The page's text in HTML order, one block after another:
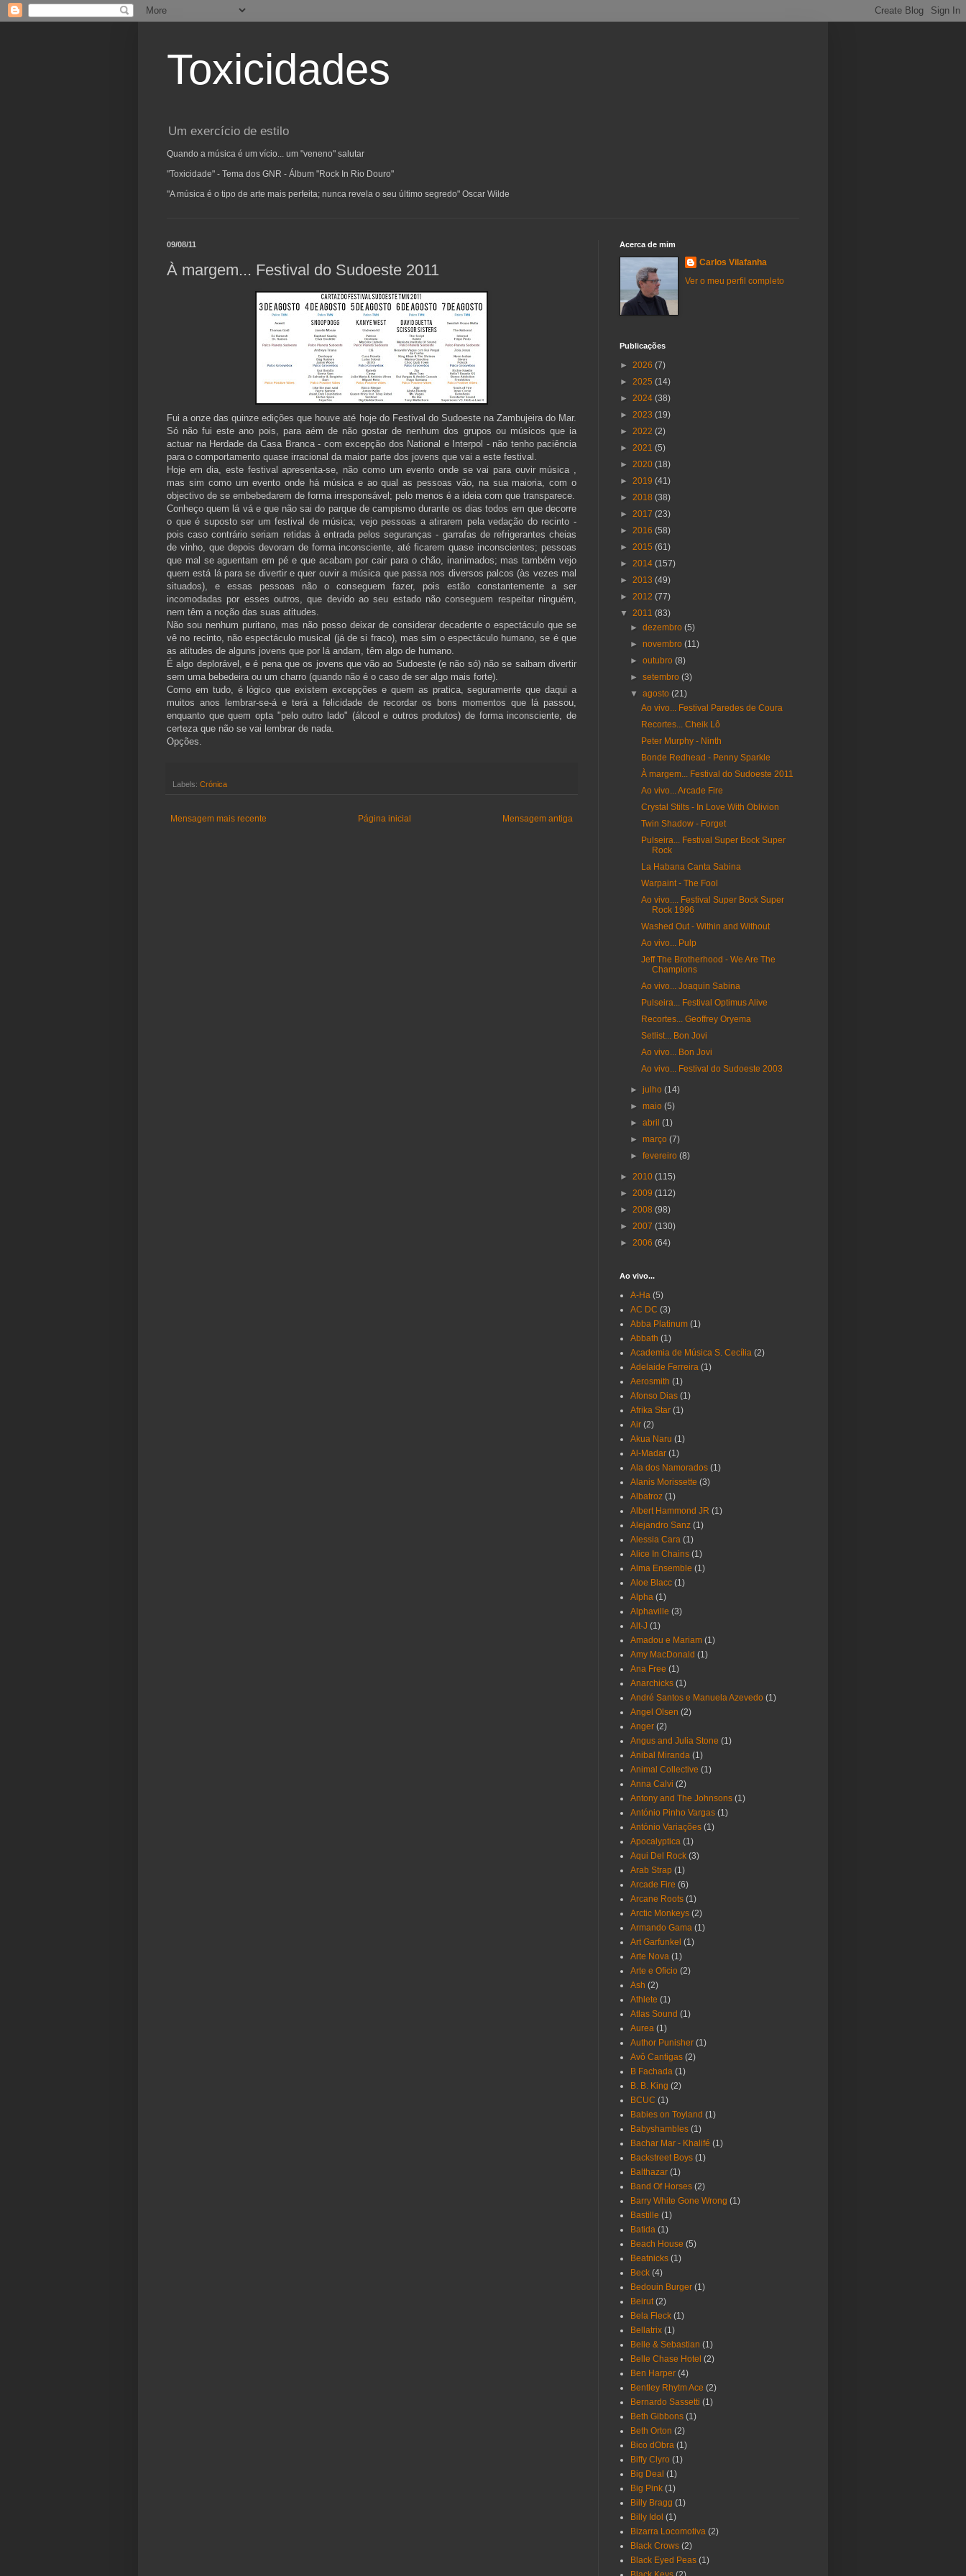
Toxicidades
Um exercício de estilo
Quando a música é um vício... um "veneno" salutar
"Toxicidade" - Tema dos GNR - Álbum "Rock In Rio Douro"
"A música é o tipo de arte mais perfeita; nunca revela o seu último segredo" Oscar Wilde
09/08/11
À margem... Festival do Sudoeste 2011
Fui a onze das quinze edições que houve até hoje do Festival do Sudoeste na Zambujeira do Mar.
Só não fui este ano pois, para aém de não gostar de nenhum dos grupos ou músicos que ia
actuar na Herdade da Casa Branca - com excepção dos National e Interpol - não tenho paciência
para o comportamento quase irracional da maior parte dos jovens que vai a este festival.
Hoje em dia, este festival apresenta-se, não como um evento onde se vai para ouvir música ,
mas sim como um evento onde há música e ao qual as pessoas vão, na sua maioria, com o
objectivo de se embebedarem de forma irresponsável; pelo menos é a ideia com que transparece.
Conheço quem lá vá e que não sai do parque de campismo durante os dias todos em que decorre
o que é suposto ser um festival de música; vejo pessoas a atirarem pela vedação do recinto -
pois caso contrário seriam retidas à entrada pelos seguranças - garrafas de refrigerantes cheias
de vinho, que depois devoram de forma inconsciente, até ficarem quase inconscientes; pessoas
que mal se aguentam em pé e que acabam por cair para o chão, inanimados; mas também vejo
quem está lá para se divertir e quer ouvir a música que passa nos diversos palcos (às vezes mal
situados), e essas pessoas não o conseguem fazer, pois estão constantemente a ser
incomodadas por esses outros, que devido ao seu estado não conseguem respeitar ninguém,
nem têm a noção das suas atitudes.
Não sou nenhum puritano, mas não posso deixar de considerar decadente o espectáculo que se
vê no recinto, não espectáculo musical (já de si fraco), mas sim o espectáculo humano, se é que
as atitudes de alguns jovens que por lá andam, têm algo de humano.
É algo deplorável, e é pena que os jovens que vão ao Sudoeste (e não só) não se saibam divertir
sem uma bebedeira ou um charro (quando não é o caso de ser algo mais forte).
Como em tudo, é lógico que existem excepções e quem as pratica, seguramente que daqui a
muitos anos lembrar-se-á e terá a felicidade de recordar os bons momentos que lá passou,
enquanto que quem opta "pelo outro lado" (álcool e outros produtos) de forma inconsciente, de
certeza que não se vai lembrar de nada.
Opções.
Labels: Crónica
Mensagem mais recente Mensagem antiga
Página inicial
Acerca de mim
Carlos Vilafanha
Ver o meu perfil completo
Publicações
► 2026 (7)
► 2025 (14)
► 2024 (38)
► 2023 (19)
► 2022 (2)
► 2021 (5)
► 2020 (18)
► 2019 (41)
► 2018 (38)
► 2017 (23)
► 2016 (58)
► 2015 (61)
► 2014 (157)
► 2013 (49)
► 2012 (77)
▼ 2011 (83)
►dezembro(5)
►novembro(11)
►outubro(8)
►setembro(3)
▼agosto(21)
Ao vivo... Festival Paredes de Coura
Recortes... Cheik Lô
Peter Murphy - Ninth
Bonde Redhead - Penny Sparkle
À margem... Festival do Sudoeste 2011
Ao vivo... Arcade Fire
Crystal Stilts - In Love With Oblivion
Twin Shadow - Forget
Pulseira... Festival Super Bock Super
Rock
La Habana Canta Sabina
Warpaint - The Fool
Ao vivo.... Festival Super Bock Super
Rock 1996
Washed Out - Within and Without
Ao vivo... Pulp
Jeff The Brotherhood - We Are The
Champions
Ao vivo... Joaquin Sabina
Pulseira... Festival Optimus Alive
Recortes... Geoffrey Oryema
Setlist... Bon Jovi
Ao vivo... Bon Jovi
Ao vivo... Festival do Sudoeste 2003
►julho(14)
►maio(5)
►abril(1)
►março(7)
►fevereiro(8)
► 2010 (115)
► 2009 (112)
► 2008 (98)
► 2007 (130)
► 2006 (64)
Ao vivo...
A-Ha (5)
AC DC (3)
Abba Platinum (1)
Abbath (1)
Academia de Música S. Cecília (2)
Adelaide Ferreira (1)
Aerosmith (1)
Afonso Dias (1)
Afrika Star (1)
Air (2)
Akua Naru (1)
Al-Madar (1)
Ala dos Namorados (1)
Alanis Morissette (3)
Albatroz (1)
Albert Hammond JR (1)
Alejandro Sanz (1)
Alessia Cara (1)
Alice In Chains (1)
Alma Ensemble (1)
Aloe Blacc (1)
Alpha (1)
Alphaville (3)
Alt-J (1)
Amadou e Mariam (1)
Amy MacDonald (1)
Ana Free (1)
Anarchicks (1)
André Santos e Manuela Azevedo (1)
Angel Olsen (2)
Anger (2)
Angus and Julia Stone (1)
Anibal Miranda (1)
Animal Collective (1)
Anna Calvi (2)
Antony and The Johnsons (1)
António Pinho Vargas (1)
António Variações (1)
Apocalyptica (1)
Aqui Del Rock (3)
Arab Strap (1)
Arcade Fire (6)
Arcane Roots (1)
Arctic Monkeys (2)
Armando Gama (1)
Art Garfunkel (1)
Arte Nova (1)
Arte e Oficio (2)
Ash (2)
Athlete (1)
Atlas Sound (1)
Aurea (1)
Author Punisher (1)
Avô Cantigas (2)
B Fachada (1)
B. B. King (2)
BCUC (1)
Babies on Toyland (1)
Babyshambles (1)
Bachar Mar - Khalifé (1)
Backstreet Boys (1)
Balthazar (1)
Band Of Horses (2)
Barry White Gone Wrong (1)
Bastille (1)
Batida (1)
Beach House (5)
Beatnicks (1)
Beck (4)
Bedouin Burger (1)
Beirut (2)
Bela Fleck (1)
Bellatrix (1)
Belle & Sebastian (1)
Belle Chase Hotel (2)
Ben Harper (4)
Bentley Rhytm Ace (2)
Bernardo Sassetti (1)
Beth Gibbons (1)
Beth Orton (2)
Bico dObra (1)
Biffy Clyro (1)
Big Deal (1)
Big Pink (1)
Billy Bragg (1)
Billy Idol (1)
Bizarra Locomotiva (2)
Black Crows (2)
Black Eyed Peas (1)